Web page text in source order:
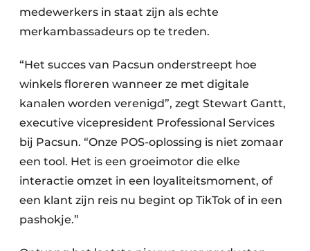
medewerkers in staat zijn als echte
merkambassadeurs op te treden.
“Het succes van Pacsun onderstreept hoe
winkels floreren wanneer ze met digitale
kanalen worden verenigd”, zegt Stewart Gantt,
executive vicepresident Professional Services
bij Pacsun. “Onze POS-oplossing is niet zomaar
een tool. Het is een groeimotor die elke
interactie omzet in een loyaliteitsmoment, of
een klant zijn reis nu begint op TikTok of in een
pashokje.”